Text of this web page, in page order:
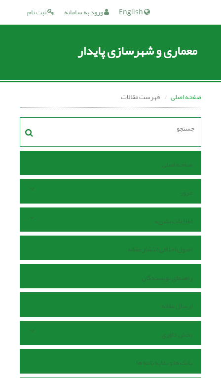
ثبت نام ورود به سامانه
معماری و شهرسازی پایدار
صفحه اصلی فهرست مقالات
صفحه اصلی
مرور
اطلاعات نشریه
اصول اخلاقی انتشار مقاله
راهنمای نویسندگان
ارسال مقاله
بخش داوری
بانک ها و نمایه نامه ها